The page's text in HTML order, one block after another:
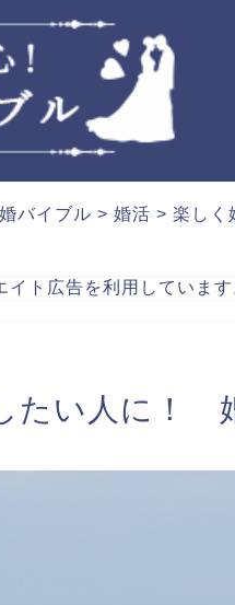
バイブル > 婚活 > 楽しく
ト広告を利用しています
たい人に！